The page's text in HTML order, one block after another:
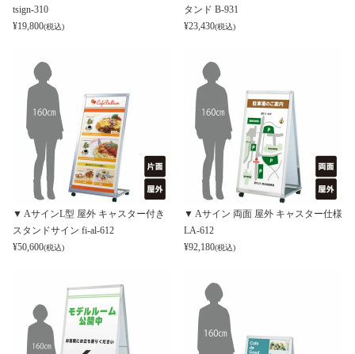
tsign-310
¥19,800(税込)
タンド B-931
¥23,430(税込)
▼ AサインL型 屋外 キャスター付き
スタンドサイン fi-al-612
¥50,600(税込)
▼ Aサイン 両面 屋外 キャスター仕様
LA-612
¥92,180(税込)